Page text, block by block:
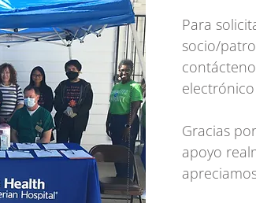
Para
socio/
Gracias
apoyo